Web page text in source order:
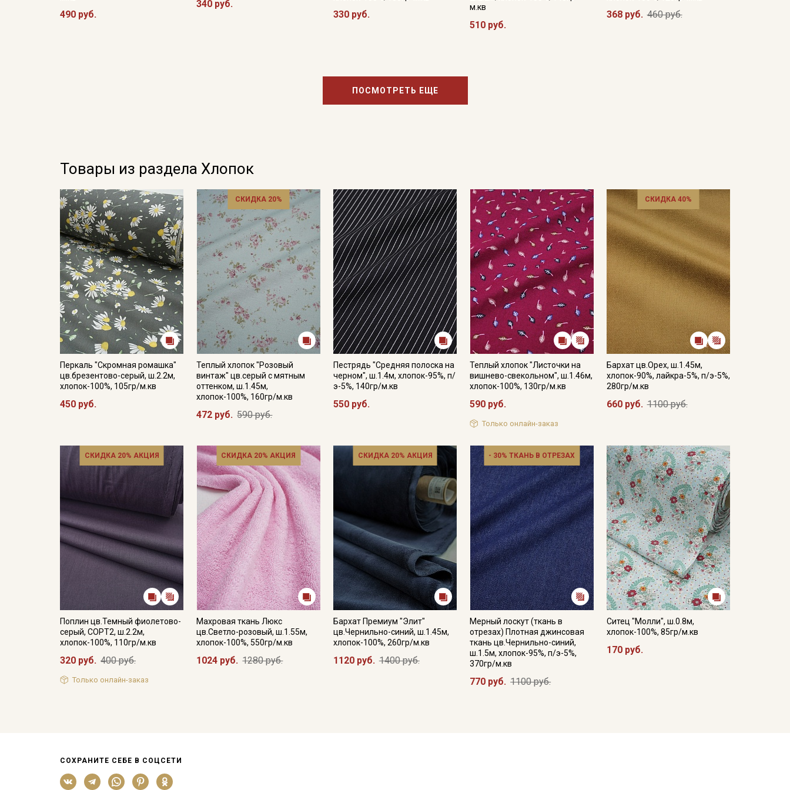
490 руб.
340 руб.
330 руб.
м.кв
510 руб.
368 руб. 460 руб.
ПОСМОТРЕТЬ ЕЩЕ
Товары из раздела Хлопок
Перкаль "Скромная ромашка"
цв.брезентово-серый, ш.2.2м,
хлопок-100%, 105гр/м.кв
450 руб.
СКИДКА 20%
Теплый хлопок "Розовый
винтаж" цв.серый с мятным
оттенком, ш.1.45м,
хлопок-100%, 160гр/м.кв
472 руб. 590 руб.
Пестрядь "Средняя полоска на
черном", ш.1.4м, хлопок-95%, п/
э-5%, 140гр/м.кв
550 руб.
Теплый хлопок "Листочки на
вишнево-свекольном", ш.1.46м,
хлопок-100%, 130гр/м.кв
590 руб.
Только онлайн-заказ
СКИДКА 40%
Бархат цв.Орех, ш.1.45м,
хлопок-90%, лайкра-5%, п/э-5%,
280гр/м.кв
660 руб. 1100 руб.
СКИДКА 20% АКЦИЯ
Поплин цв.Темный фиолетово-
серый, СОРТ2, ш.2.2м,
хлопок-100%, 110гр/м.кв
320 руб. 400 руб.
Только онлайн-заказ
СКИДКА 20% АКЦИЯ
Махровая ткань Люкс
цв.Светло-розовый, ш.1.55м,
хлопок-100%, 550гр/м.кв
1024 руб. 1280 руб.
СКИДКА 20% АКЦИЯ
Бархат Премиум "Элит"
цв.Чернильно-синий, ш.1.45м,
хлопок-100%, 260гр/м.кв
1120 руб. 1400 руб.
- 30% ТКАНЬ В ОТРЕЗАХ
Мерный лоскут (ткань в
отрезах) Плотная джинсовая
ткань цв.Чернильно-синий,
ш.1.5м, хлопок-95%, п/э-5%,
370гр/м.кв
770 руб. 1100 руб.
Ситец "Молли", ш.0.8м,
хлопок-100%, 85гр/м.кв
170 руб.
СОХРАНИТЕ СЕБЕ В СОЦСЕТИ